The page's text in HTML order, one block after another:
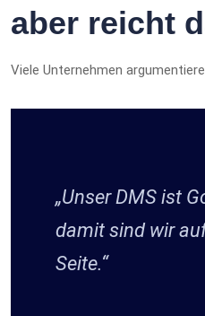
aber reicht
Viele Unternehmen
„Unser DMS ist
damit sind wir
Seite.“